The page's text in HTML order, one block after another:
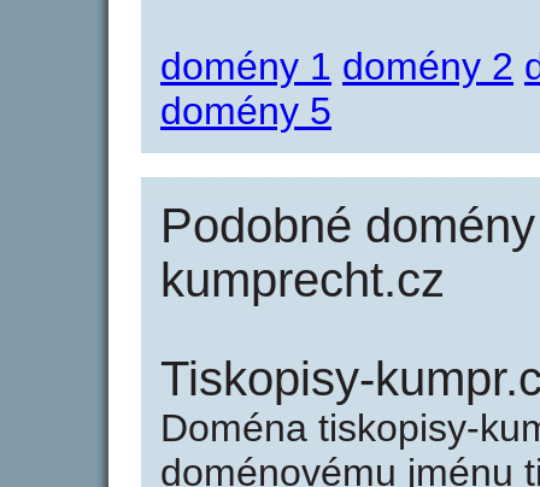
domény 1 domény 2
domény 5
Podobné
kumprecht.cz
Tiskopisy-
Doména tiskopisy-
doménovému jménu